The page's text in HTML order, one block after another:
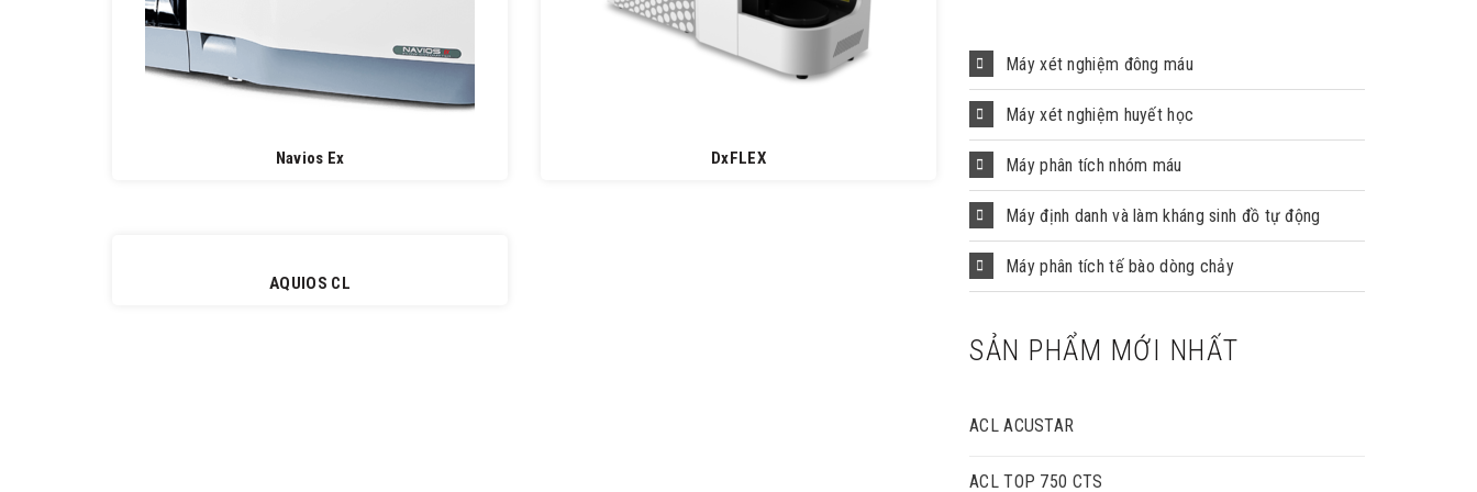
Navios Ex DxFLEX
AQUIOS CL
Máy xét nghiệm đông máu
Máy xét nghiệm huyết học
Máy phân tích nhóm máu
Máy định danh và làm kháng sinh đồ tự động
Máy phân tích tế bào dòng chảy
SẢN PHẨM MỚI NHẤT
ACL ACUSTAR
ACL TOP 750 CTS